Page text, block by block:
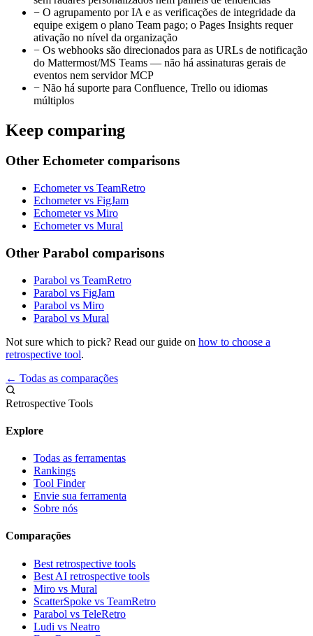
− O agrupamento por IA e as verificações de integridade da
equipe exigem o plano Team pago; o Pages Insights requer
ativação no nível da organização
− Os webhooks são direcionados para as URLs de notificação
do Mattermost/MS Teams — não há assinaturas gerais de
eventos nem servidor MCP
− Não há suporte para Confluence, Trello ou idiomas
múltiplos
Keep comparing
Other Echometer comparisons
Echometer vs TeamRetro
Echometer vs FigJam
Echometer vs Miro
Echometer vs Mural
Other Parabol comparisons
Parabol vs TeamRetro
Parabol vs FigJam
Parabol vs Miro
Parabol vs Mural
Not sure which to pick? Read our guide on how to choose a
retrospective tool.
← Todas as comparações
Retrospective Tools
Explore
Todas as ferramentas
Rankings
Tool Finder
Envie sua ferramenta
Sobre nós
Comparações
Best retrospective tools
Best AI retrospective tools
Miro vs Mural
ScatterSpoke vs TeamRetro
Parabol vs TeleRetro
Ludi vs Neatro